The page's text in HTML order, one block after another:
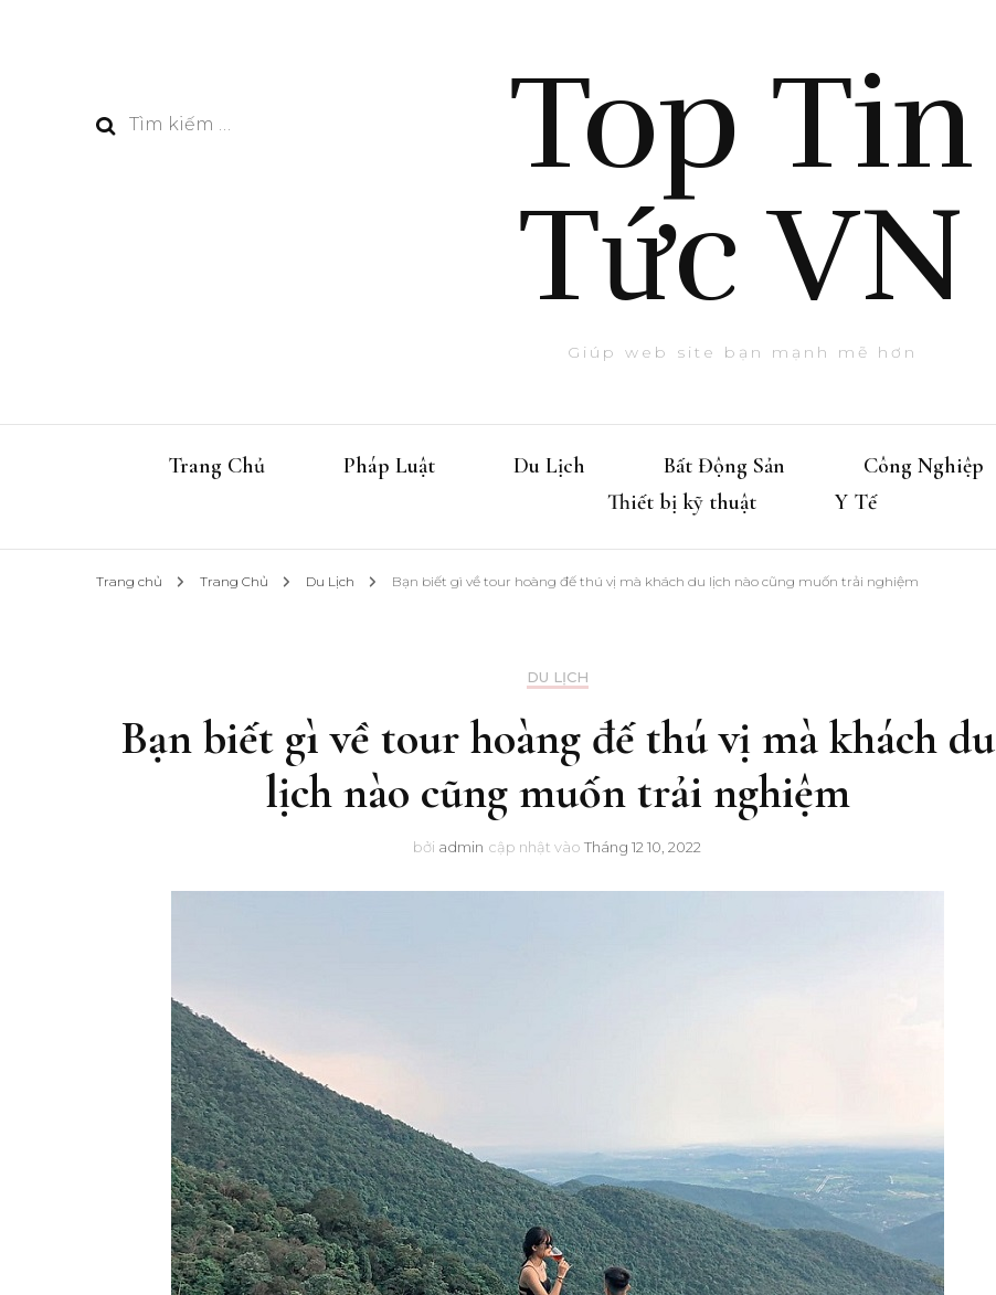
Tìm
Top Tin
Tức VN
Giúp web site bạn mạnh mẽ hơn
Trang Chủ Pháp Luật Du Lịch Bất Động Sản Công Nghiệp
Thiết bị kỹ thuật
Y Tế
Trang chủ Trang Chủ Du Lịch Bạn biết gì về tour hoàng đế thú vị mà khách du lịch nào cũng muốn trải nghiệm
DU LỊCH
Bạn biết gì về tour hoàng đế thú vị mà khách du
lịch nào cũng muốn trải nghiệm
bởi admin cập nhật vào Tháng 12 10, 2022